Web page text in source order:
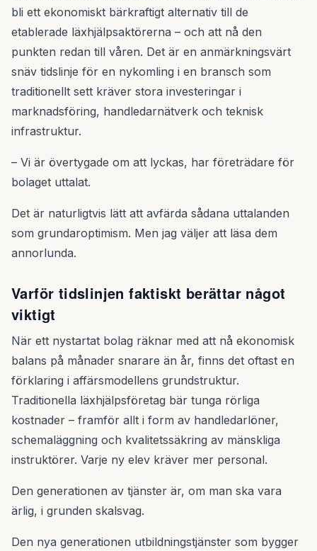
bli ett ekonomiskt bärkraftigt alternativ till de
etablerade läxhjälpsaktörerna – och att nå den
punkten redan till våren. Det är en anmärkningsvärt
snäv tidslinje för en nykomling i en bransch som
traditionellt sett kräver stora investeringar i
marknadsföring, handledarnätverk och teknisk
infrastruktur.
– Vi är övertygade om att lyckas, har företrädare för
bolaget uttalat.
Det är naturligtvis lätt att avfärda sådana uttalanden
som grundaroptimism. Men jag väljer att läsa dem
annorlunda.
Varför tidslinjen faktiskt berättar något
viktigt
När ett nystartat bolag räknar med att nå ekonomisk
balans på månader snarare än år, finns det oftast en
förklaring i affärsmodellens grundstruktur.
Traditionella läxhjälpsföretag bär tunga rörliga
kostnader – framför allt i form av handledarlöner,
schemaläggning och kvalitetssäkring av mänskliga
instruktörer. Varje ny elev kräver mer personal.
Den generationen av tjänster är, om man ska vara
ärlig, i grunden skalsvag.
Den nya generationen utbildningstjänster som bygger